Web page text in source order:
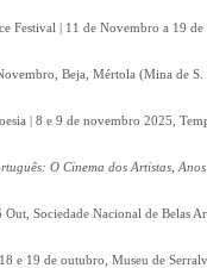
Festival | 11 de Novembro a 19
Beja, Mértola (Mina de
| 8 e 9 de novembro 2025,
O Cinema dos Artistas,
Sociedade Nacional de Belas
e 19 de outubro, Museu de